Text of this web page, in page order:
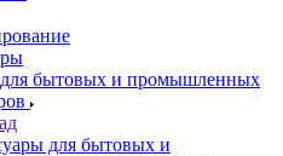
для бытовых и промышленных
для бытовых и